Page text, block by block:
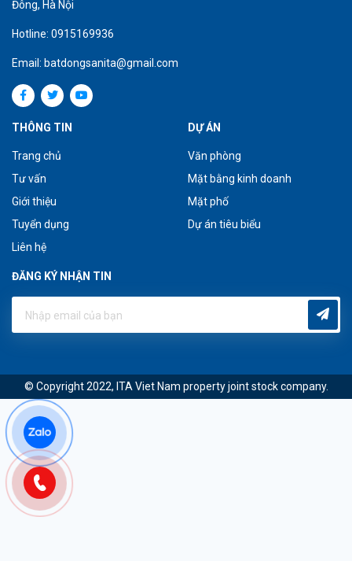
Đông, Hà Nội
Hotline: 0915169936
Email: batdongsanita@gmail.com
THÔNG TIN
Trang chủ
Tư vấn
Giới thiệu
Tuyển dụng
Liên hệ
DỰ ÁN
Văn phòng
Mặt bằng kinh doanh
Mặt phố
Dự án tiêu biểu
ĐĂNG KÝ NHẬN TIN
© Copyright 2022, ITA Viet Nam property joint stock company.